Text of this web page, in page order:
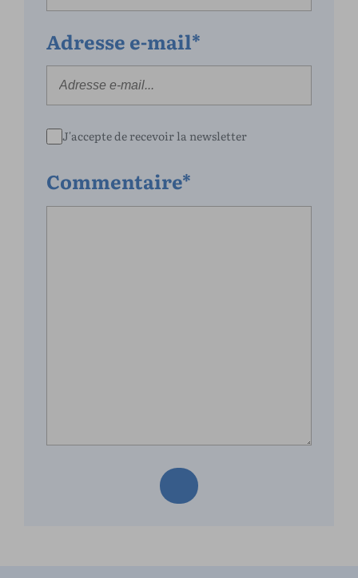
Adresse e-mail*
J'accepte de recevoir la newsletter
Commentaire*